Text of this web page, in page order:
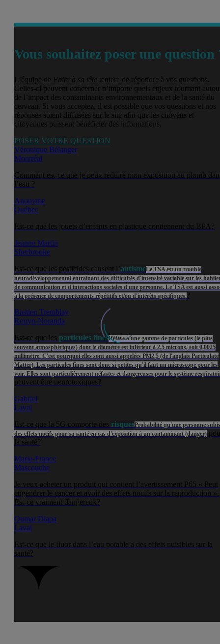
Vous souhaitez poser une question
L’équipe de Faire à sa tête tentera de répondre à vos questions.
Celles-ci peuvent concerner n’importe quels enjeux tournant
de l’impact des contaminants environnementaux et de la santé du
cerveau. Si vous acceptez, il est possible que vos questions et nos
réponses soient diffusées sur le site afin que les citoyens et
citoyennes puissent bénéficier des informations.
POSER VOTRE QUESTION
Véronique Bélanger
Montréal
Comment est-ce que je peux réduire mon exposition au plomb
l’eau ?
Anonyme
Québec
Est-ce que les jouets d’enfants en plastique contiennent du BPA?
Jeanne Martin
Sherbrooke
Est-ce que les pesticides causent l’autismeLe TSA est un trouble
neurodéveloppemental entrainant des difficultés d'intensité variable sur les
de communication et d'interactions sociales d'une personne. Le TSA est aussi
à la présence de comportements répétitifs et/ou d'intérêts spécifiques. ?
Bastien Tremblay
Rouyn-Noranda
Est-ce que les particules finesRéfère à une gamme de particules (le plus
souvent atmosphériques) dont le diamètre est inférieur à 2,5 microns, soit 0,0025
millimètre. C'est pourquoi elles sont aussi appelées PM2,5 (de l'anglais Particulate
Matter). Les particules fines sont donc si petites qu'il faut un microscope pour les
voir. Elles sont particulièrement néfastes et dangereuses pour le système
peuvent être neurotoxiques?
Gabriel
Laval
Est-ce que la 5G comporte des risquesProbabilité qu'une personne
des effets nocifs pour sa santé en cas d'exposition à un contaminant (danger)
la santé?
Marie-France
Mascouche
Je veux acheter un produit qui contient l’avertissement P65 « Peut
engendrer le cancer et avoir des effets nocifs sur la reproduction ».
Est-ce vraiment dangereux?
Oumar Diapa
Laval
Est-ce que le fluor dans l’eau potable a des effets nuisibles sur la
santé?